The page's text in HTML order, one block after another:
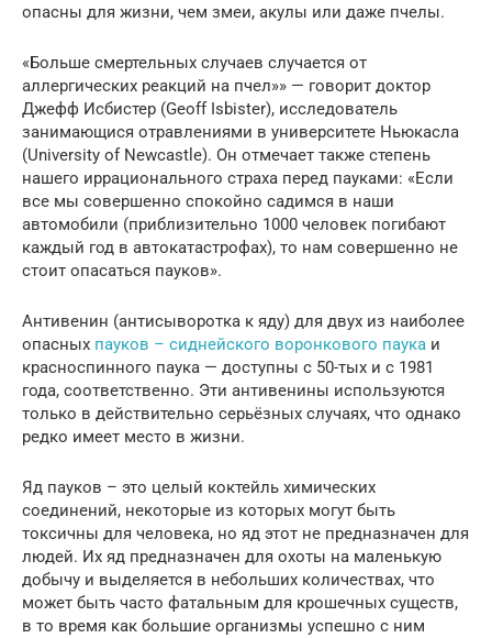
опасны для жизни, чем змеи, акулы или даже пчелы.
«Больше смертельных случаев случается от
аллергических реакций на пчел»» — говорит доктор
Джефф Исбистер (Geoff Isbister), исследователь
занимающися отравлениями в университете Ньюкасла
(University of Newcastle). Он отмечает также степень
нашего иррационального страха перед пауками: «Если
все мы совершенно спокойно садимся в наши
автомобили (приблизительно 1000 человек погибают
каждый год в автокатастрофах), то нам совершенно не
стоит опасаться пауков».
Антивенин (антисыворотка к яду) для двух из наиболее
опасных пауков – сиднейского воронкового паука и
красноспинного паука — доступны с 50-тых и с 1981
года, соответственно. Эти антивенины используются
только в действительно серьёзных случаях, что однако
редко имеет место в жизни.
Яд пауков – это целый коктейль химических
соединений, некоторые из которых могут быть
токсичны для человека, но яд этот не предназначен для
людей. Их яд предназначен для охоты на маленькую
добычу и выделяется в небольших количествах, что
может быть часто фатальным для крошечных существ,
в то время как большие организмы успешно с ним